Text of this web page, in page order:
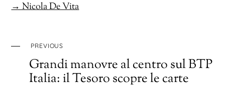
→ Nicola De Vita
PREVIOUS
Grandi manovre al centro sul BTP
Italia: il Tesoro scopre le carte